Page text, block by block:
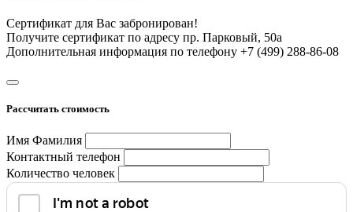
Сертификат для Вас забронирован!
Получите сертификат по адресу пр. Парковый, 50а
Дополнительная информация по телефону +7 (499) 288-86-08
Рассчитать стоимость
Имя Фамилия
Контактный телефон
Количество человек